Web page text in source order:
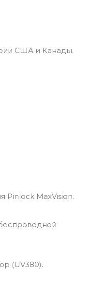
США и Канады.
Pinlock MaxVision.
(UV380).